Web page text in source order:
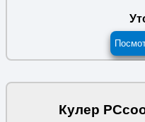
Кулер